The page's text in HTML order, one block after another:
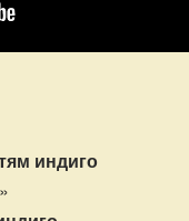
индиго